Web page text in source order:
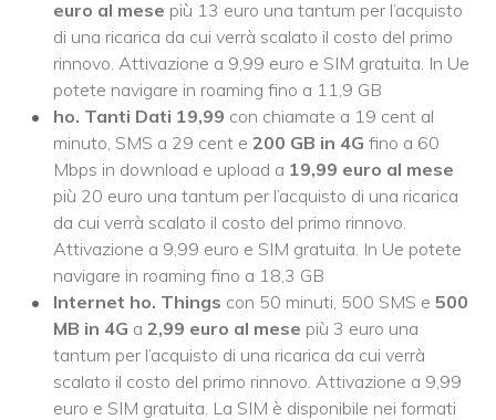
euro al mese più 13 euro una tantum per l’acquisto
di una ricarica da cui verrà scalato il costo del primo
rinnovo. Attivazione a 9,99 euro e SIM gratuita. In Ue
potete navigare in roaming fino a 11,9 GB
ho. Tanti Dati 19,99 con chiamate a 19 cent al
minuto, SMS a 29 cent e 200 GB in 4G fino a 60
Mbps in download e upload a 19,99 euro al mese
più 20 euro una tantum per l’acquisto di una ricarica
da cui verrà scalato il costo del primo rinnovo.
Attivazione a 9,99 euro e SIM gratuita. In Ue potete
navigare in roaming fino a 18,3 GB
Internet ho. Things con 50 minuti, 500 SMS e 500
MB in 4G a 2,99 euro al mese più 3 euro una
tantum per l’acquisto di una ricarica da cui verrà
scalato il costo del primo rinnovo. Attivazione a 9,99
euro e SIM gratuita. La SIM è disponibile nei formati